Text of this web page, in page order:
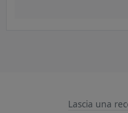
Lascia una